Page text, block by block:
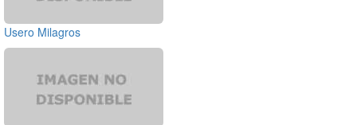
Usero Milagros